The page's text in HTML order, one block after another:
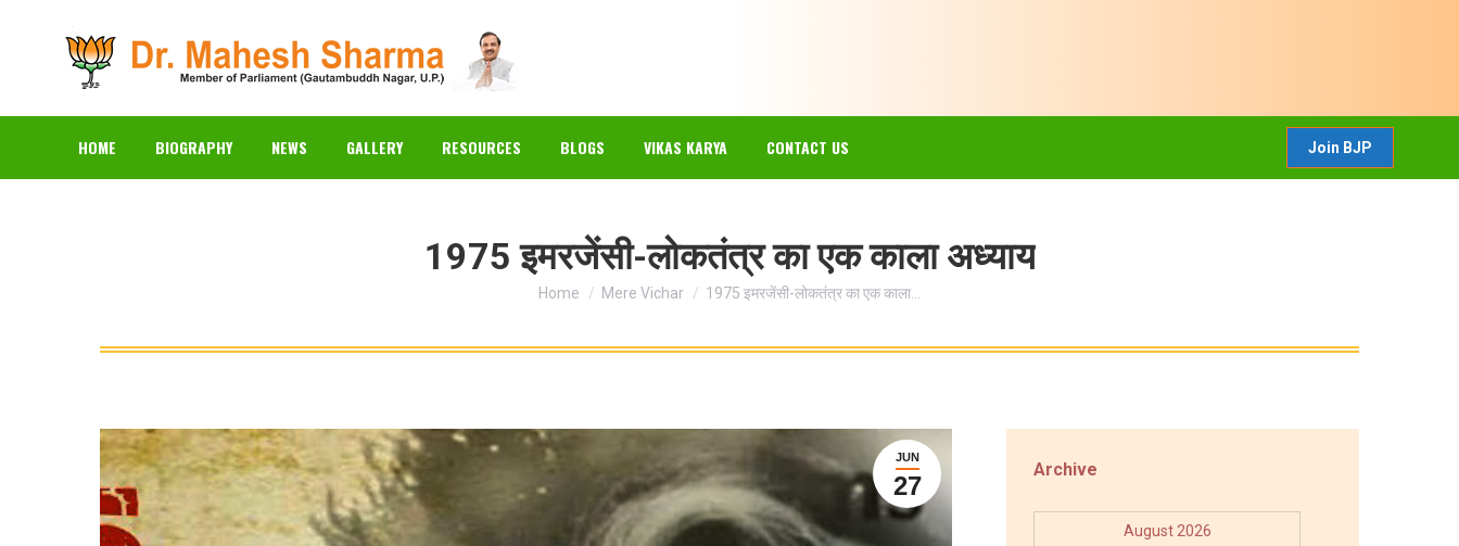
HOME BIOGRAPHY NEWS GALLERY RESOURCES BLOGS VIKAS KARYA CONTACT US Join BJP
1975 इमरजेंसी-लोकतंत्र का एक काला अध्याय
You are here:
Home Mere Vichar 1975 इमरजेंसी-लोकतंत्र का एक काला…
JUN
27
Archive
August 2026
NEWS